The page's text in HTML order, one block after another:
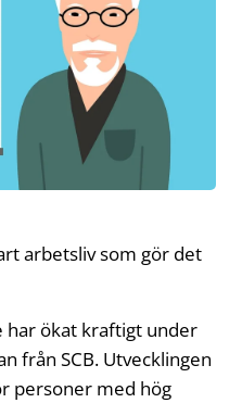
arbetsliv som gör det
har ökat kraftigt under
från SCB. Utvecklingen
personer med hög